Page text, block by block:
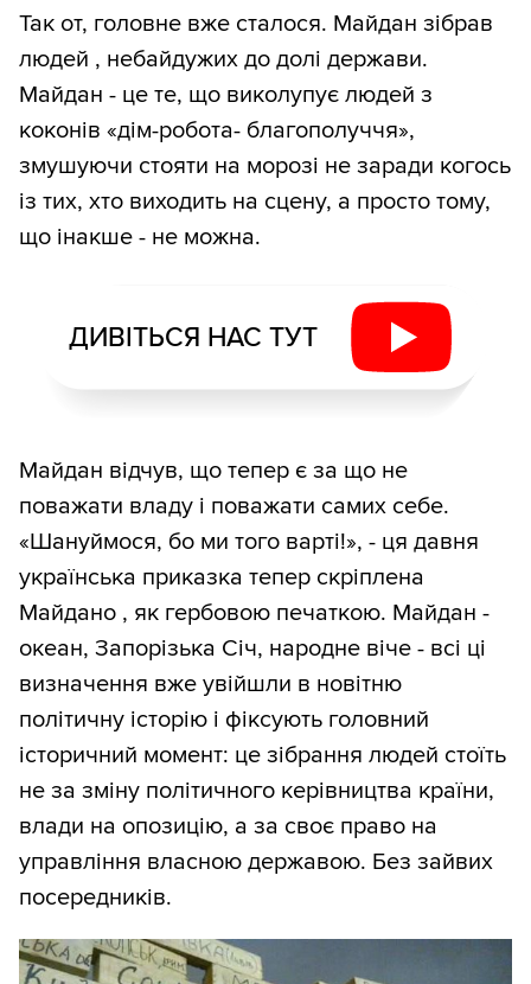
Так от, головне вже сталося. Майдан зібрав
людей , небайдужих до долі держави.
Майдан - це те, що виколупує людей з
коконів «дім-робота- благополуччя»,
змушуючи стояти на морозі не заради когось
із тих, хто виходить на сцену, а просто тому,
що інакше - не можна.
ДИВІТЬСЯ НАС ТУТ
Майдан відчув, що тепер є за що не
поважати владу і поважати самих себе.
«Шануймося, бо ми того варті!», - ця давня
українська приказка тепер скріплена
Майдано , як гербовою печаткою. Майдан -
океан, Запорізька Січ, народне віче - всі ці
визначення вже увійшли в новітню
політичну історію і фіксують головний
історичний момент: це зібрання людей стоїть
не за зміну політичного керівництва країни,
влади на опозицію, а за своє право на
управління власною державою. Без зайвих
посередників.